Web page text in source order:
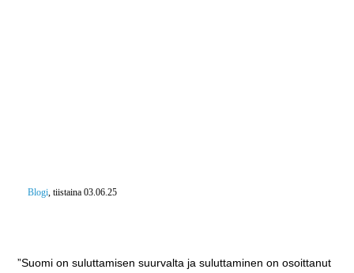
Blogi, tiistaina 03.06.25
”Suomi on suluttamisen suurvalta ja suluttaminen on osoittanut